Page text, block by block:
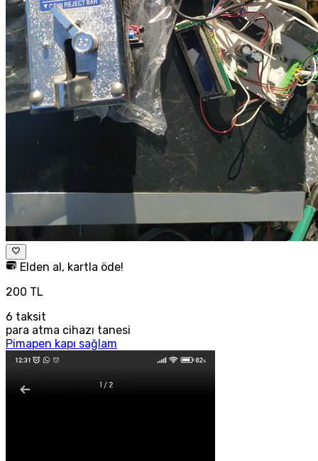
Elden al, kartla öde!
200 TL
6 taksit
para atma cihazı tanesi
Pimapen kapı sağlam